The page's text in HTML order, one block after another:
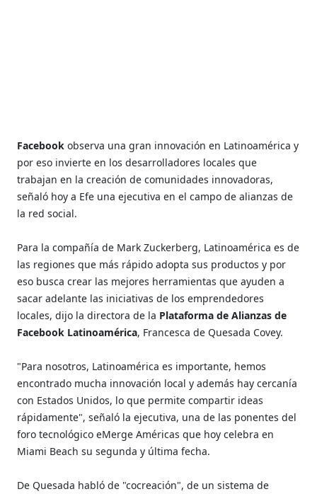
Facebookobserva una gran innovación en Latinoamérica y
por eso invierte en los desarrolladores locales que
trabajan en la creación de comunidades innovadoras,
señaló hoy a Efe una ejecutiva en el campo de alianzas de
la red social.
Para la compañía de Mark Zuckerberg, Latinoamérica es de
las regiones que más rápido adopta sus productos y por
eso busca crear las mejores herramientas que ayuden a
sacar adelante las iniciativas de los emprendedores
locales, dijo la directora de la Plataforma de Alianzas de
Facebook Latinoamérica, Francesca de Quesada Covey.
"Para nosotros, Latinoamérica es importante, hemos
encontrado mucha innovación local y además hay cercanía
con Estados Unidos, lo que permite compartir ideas
rápidamente", señaló la ejecutiva, una de las ponentes del
foro tecnológico eMerge Américas que hoy celebra en
Miami Beach su segunda y última fecha.
De Quesada habló de "cocreación", de un sistema de